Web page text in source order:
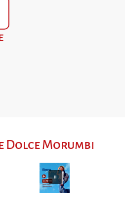
Dolce Morumbi